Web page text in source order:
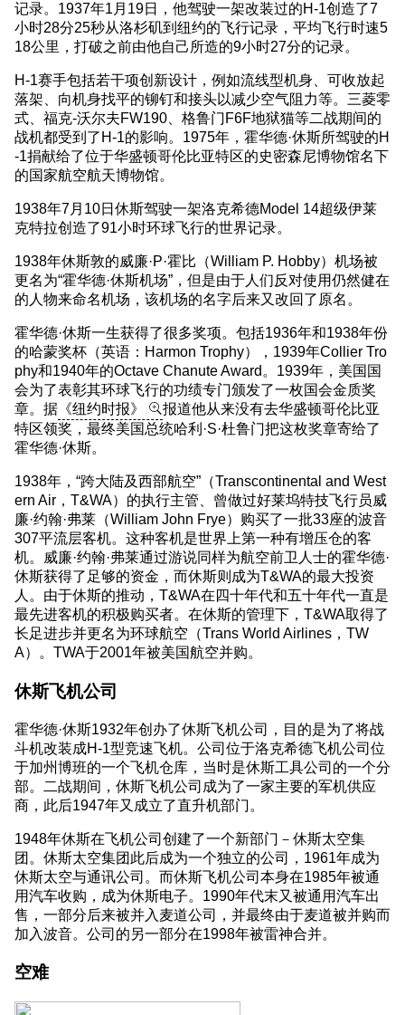
记录。1937年1月19日，他驾驶一架改装过的H-1创造了7
小时28分25秒从洛杉矶到纽约的飞行记录，平均飞行时速5
18公里，打破之前由他自己所造的9小时27分的记录。
H-1赛手包括若干项创新设计，例如流线型机身、可收放起
落架、向机身找平的铆钉和接头以减少空气阻力等。三菱零
式、福克-沃尔夫FW190、格鲁门F6F地狱猫等二战期间的
战机都受到了H-1的影响。1975年，霍华德·休斯所驾驶的H
-1捐献给了位于华盛顿哥伦比亚特区的史密森尼博物馆名下
的国家航空航天博物馆。
1938年7月10日休斯驾驶一架洛克希德Model 14超级伊莱
克特拉创造了91小时环球飞行的世界记录。
1938年休斯敦的威廉·P·霍比（William P. Hobby）机场被
更名为“霍华德·休斯机场”，但是由于人们反对使用仍然健在
的人物来命名机场，该机场的名字后来又改回了原名。
霍华德·休斯一生获得了很多奖项。包括1936年和1938年份
的哈蒙奖杯（英语：Harmon Trophy），1939年Collier Tro
phy和1940年的Octave Chanute Award。1939年，美国国
会为了表彰其环球飞行的功绩专门颁发了一枚国会金质奖
章。据 《纽约时报》
报道他从来没有去华盛顿哥伦比亚
特区领奖，最终美国总统哈利·S·杜鲁门把这枚奖章寄给了
霍华德·休斯。
1938年，“跨大陆及西部航空”（Transcontinental and West
ern Air，T&WA）的执行主管、曾做过好莱坞特技飞行员威
廉·约翰·弗莱（William John Frye）购买了一批33座的波音
307平流层客机。这种客机是世界上第一种有增压仓的客
机。威廉·约翰·弗莱通过游说同样为航空前卫人士的霍华德·
休斯获得了足够的资金，而休斯则成为T&WA的最大投资
人。由于休斯的推动，T&WA在四十年代和五十年代一直是
最先进客机的积极购买者。在休斯的管理下，T&WA取得了
长足进步并更名为环球航空（Trans World Airlines，TW
A）。TWA于2001年被美国航空并购。
休斯飞机公司
霍华德·休斯1932年创办了休斯飞机公司，目的是为了将战
斗机改装成H-1型竞速飞机。公司位于洛克希德飞机公司位
于加州博班的一个飞机仓库，当时是休斯工具公司的一个分
部。二战期间，休斯飞机公司成为了一家主要的军机供应
商，此后1947年又成立了直升机部门。
1948年休斯在飞机公司创建了一个新部门－休斯太空集
团。休斯太空集团此后成为一个独立的公司，1961年成为
休斯太空与通讯公司。而休斯飞机公司本身在1985年被通
用汽车收购，成为休斯电子。1990年代末又被通用汽车出
售，一部分后来被并入麦道公司，并最终由于麦道被并购而
加入波音。公司的另一部分在1998年被雷神合并。
空难